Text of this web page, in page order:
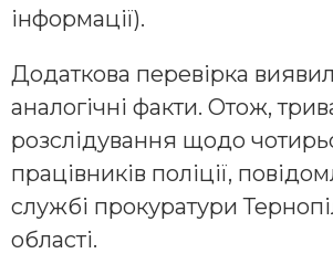
інформації).
Додаткова перевірка
аналогічні факти. Отож,
розслідування щодо
працівників поліції,
службі прокуратури
області.